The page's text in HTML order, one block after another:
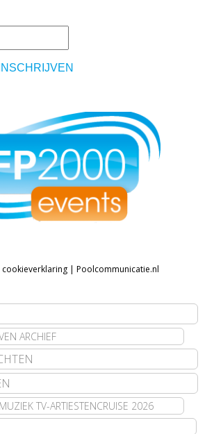
cookieverklaring | Poolcommunicatie.nl
ARCHIEF
TV-ARTIESTENCRUISE 2026